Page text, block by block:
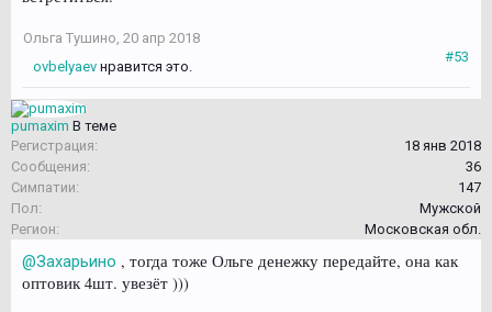
Ольга Тушино 20 апр 2018
#53
ovbelyaev нравится это.
pumaxim В теме
Регистрация:
18 янв 2018
Сообщения:
36
Симпатии:
147
Пол:
Мужской
Регион:
Московская обл.
@Захарьино , тогда тоже Ольге денежку передайте, она как
оптовик 4шт. увезёт )))